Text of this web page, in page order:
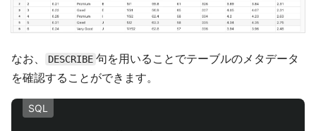
なお、 DESCRIBE 句を用いることでテーブルのメタデータ
を確認することができます。
SQL